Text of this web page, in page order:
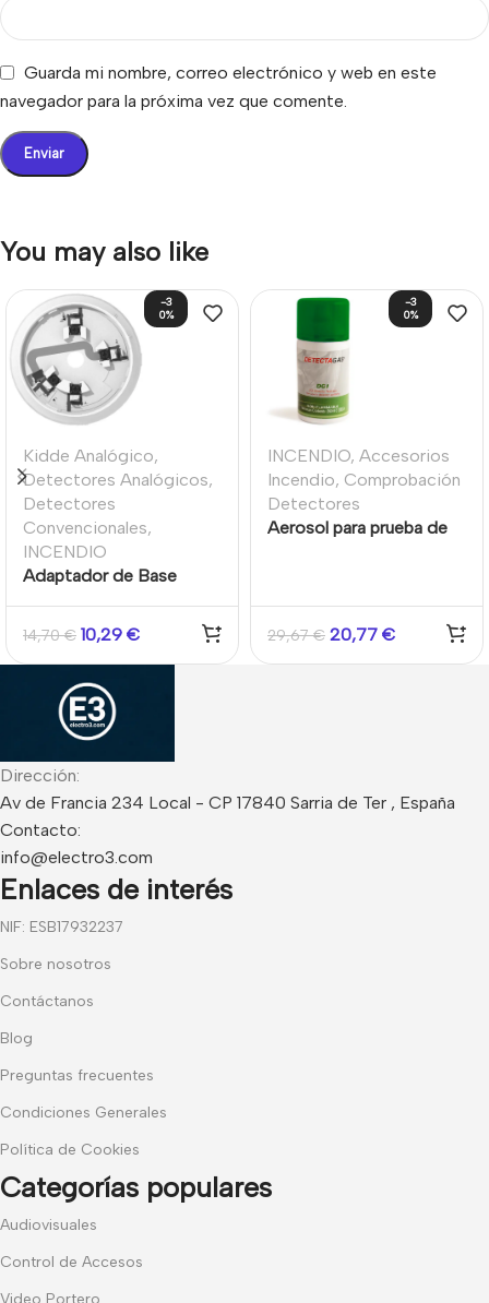
Guarda mi nombre, correo electrónico y web en este
navegador para la próxima vez que comente.
You may also like
-3
0%
Kidde Analógico,
Detectores Analógicos,
Detectores
Convencionales,
INCENDIO
Adaptador de Base
Kidde Excellence
14,70€ 10,29 €
-3
0%
INCENDIO, Accesorios
Incendio, Comprobación
Detectores
Aerosol para prueba de
29,67€ 20,77 €
Dirección:
Av de Francia 234 Local - CP 17840 Sarria de Ter , España
Contacto:
info@electro3.com
Enlaces de interés
NIF: ESB17932237
Sobre nosotros
Contáctanos
Blog
Preguntas frecuentes
Condiciones Generales
Política de Cookies
Categorías populares
Audiovisuales
Control de Accesos
Video Portero